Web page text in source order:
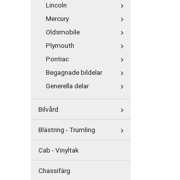
Lincoln
Mercury
Oldsmobile
Plymouth
Pontiac
Begagnade bildelar
Generella delar
Bilvård
Blästring - Trumling
Cab - Vinyltak
Chassifärg